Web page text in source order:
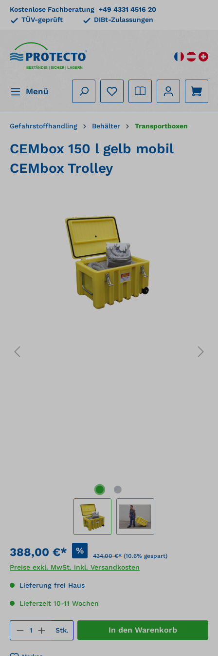
springen
Kostenlose Fachberatung +49 4331 4516 20
TÜV-geprüft
DIBt-Zulassungen
BESTÄNDIG | SICHER | LAGERN
Menü
Gefahrstoffhandling Behälter Transportboxen
CEMbox 150 l gelb mobil
CEMbox Trolley
388,00 €* %
434,00 €* (10.6% gespart)
Preise exkl. MwSt. inkl. Versandkosten
Lieferung frei Haus
Lieferzeit 10-11 Wochen
Produkt Anzahl: Gib den
Stk. In den Warenkorb